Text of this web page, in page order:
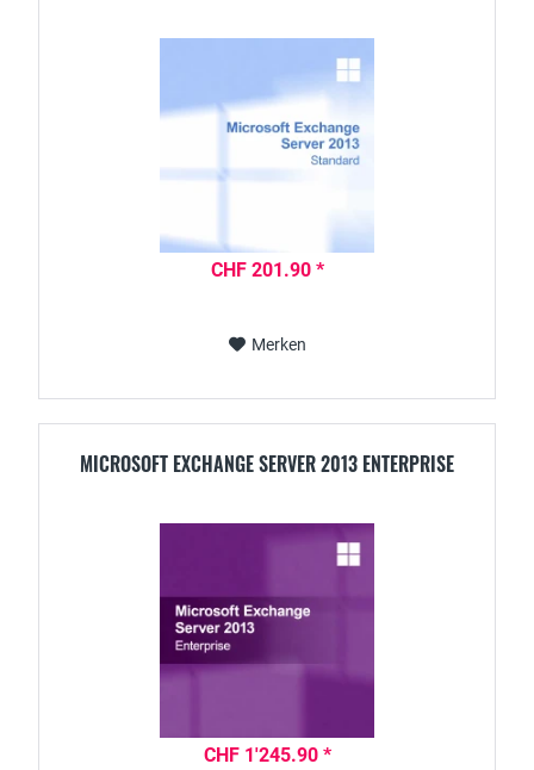
CHF 201.90 *
Merken
MICROSOFT EXCHANGE SERVER 2013 ENTERPRISE
CHF 1'245.90 *